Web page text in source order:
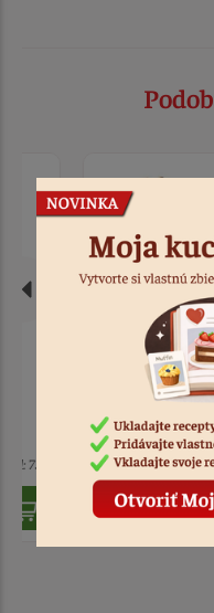
Zápich - srdce, akryl
zlaté pruhy
Kód: